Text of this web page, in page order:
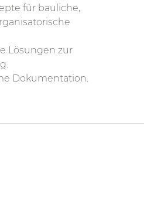
für bauliche,
Lösungen zur
Dokumentation.